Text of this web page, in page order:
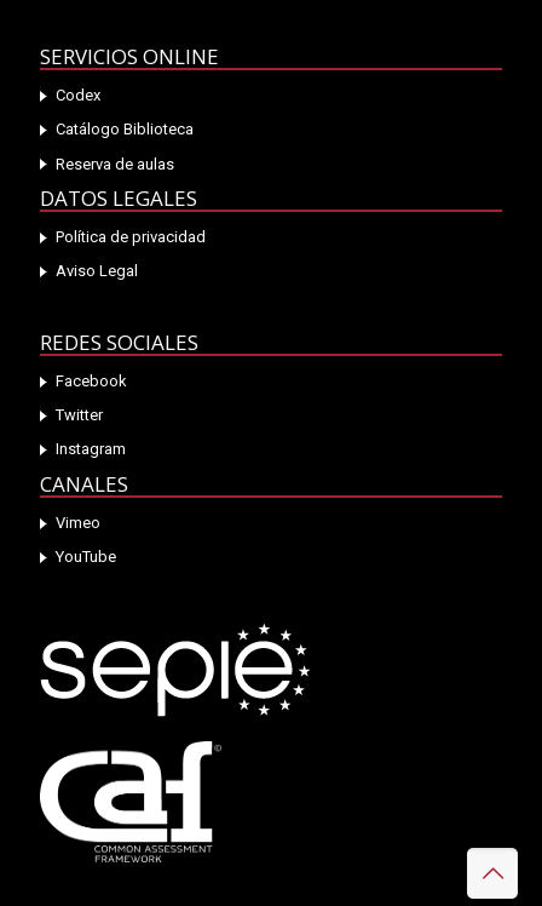
SERVICIOS ONLINE
Codex
Catálogo Biblioteca
Reserva de aulas
DATOS LEGALES
Política de privacidad
Aviso Legal
REDES SOCIALES
Facebook
Twitter
Instagram
CANALES
Vimeo
YouTube